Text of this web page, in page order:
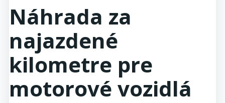
Náhrada za
najazdené
kilometre pre ​​
motorové vozidlá